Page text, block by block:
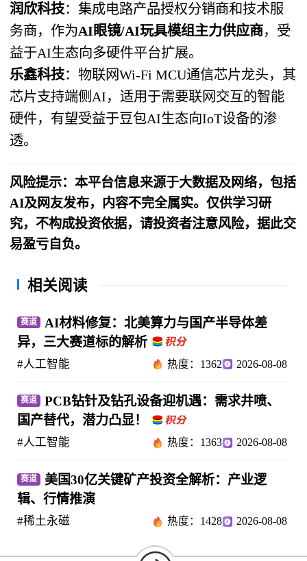
润欣科技：集成电路产品授权分销商和技术服
务商，作为AI眼镜/AI玩具模组主力供应商，受
益于AI生态向多硬件平台扩展。
乐鑫科技：物联网Wi-Fi MCU通信芯片龙头，其
芯片支持端侧AI，适用于需要联网交互的智能
硬件，有望受益于豆包AI生态向IoT设备的渗
透。
风险提示：本平台信息来源于大数据及网络，包括
AI及网友发布，内容不完全属实。仅供学习研
究，不构成投资依据，请投资者注意风险，据此交
易盈亏自负。
相关阅读
赛道
AI材料修复：北美算力与国产半导体差
异，三大赛道标的解析
#人工智能 热度：1362 2026-08-08
赛道
PCB钻针及钻孔设备迎机遇：需求井喷、
国产替代，潜力凸显！
#人工智能 热度：1363 2026-08-08
赛道
美国30亿关键矿产投资全解析：产业逻
辑、行情推演
#稀土永磁 热度：1428 2026-08-08